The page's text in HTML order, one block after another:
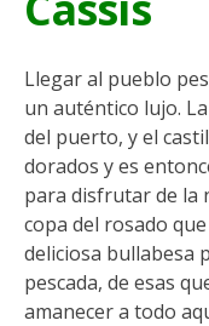
Llegar al pueblo
un auténtico lujo.
del puerto, y el
dorados y es
para disfrutar de la
copa del rosado
deliciosa bullabesa
pescada, de esas
amanecer a todo